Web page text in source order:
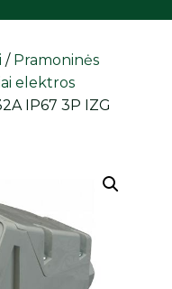
/ Pramoninės
elektros
IP67 3P IZG